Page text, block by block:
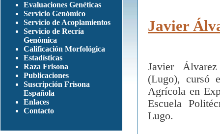
Javier
Javier
(Lugo), cursó
Agrícola en
Escuela
Lugo.
Evaluaciones Genéticas
Servicio Genómico
Servicio de Acoplamientos
Servicio de Recría
Genómica
Calificación Morfológica
Estadísticas
Raza Frisona
Publicaciones
Suscripción Frisona
Española
Enlaces
Contacto